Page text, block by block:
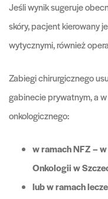
Jeśli wynik sugeruje
skóry, pacjent kierowany
wytycznymi, również
Zabiegi chirurgicznego
gabinecie prywatnym, a
onkologicznego:
w ramach NFZ –
Onkologii w
lub w ramach